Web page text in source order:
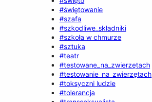
#świętowanie
#szafa
#szkodliwe_składniki
#szkoła w chmurze
#sztuka
#teatr
#testowane_na_zwierzętach
#testowanie_na_zwierzętach
#toksyczni ludzie
#tolerancja